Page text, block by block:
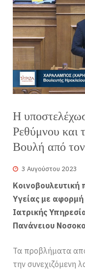
Η
Ρεθύμνου και
Βουλή από
3 Αυγούστου 2023
Υγείας με αφορμή
Ιατρικής
Πανάνειου
Τα προβλήματα
την συνεχιζόμενη